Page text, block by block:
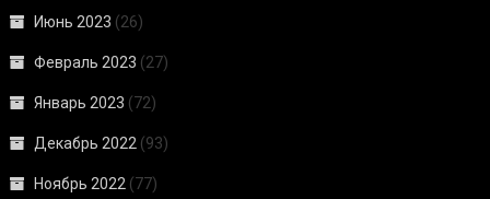
Июнь 2023 (26)
Февраль 2023 (27)
Январь 2023 (72)
Декабрь 2022 (93)
Ноябрь 2022 (77)